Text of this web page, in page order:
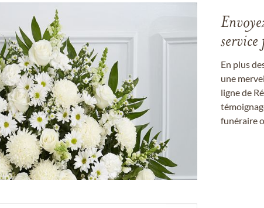
En plus
une
ligne de
funéraire